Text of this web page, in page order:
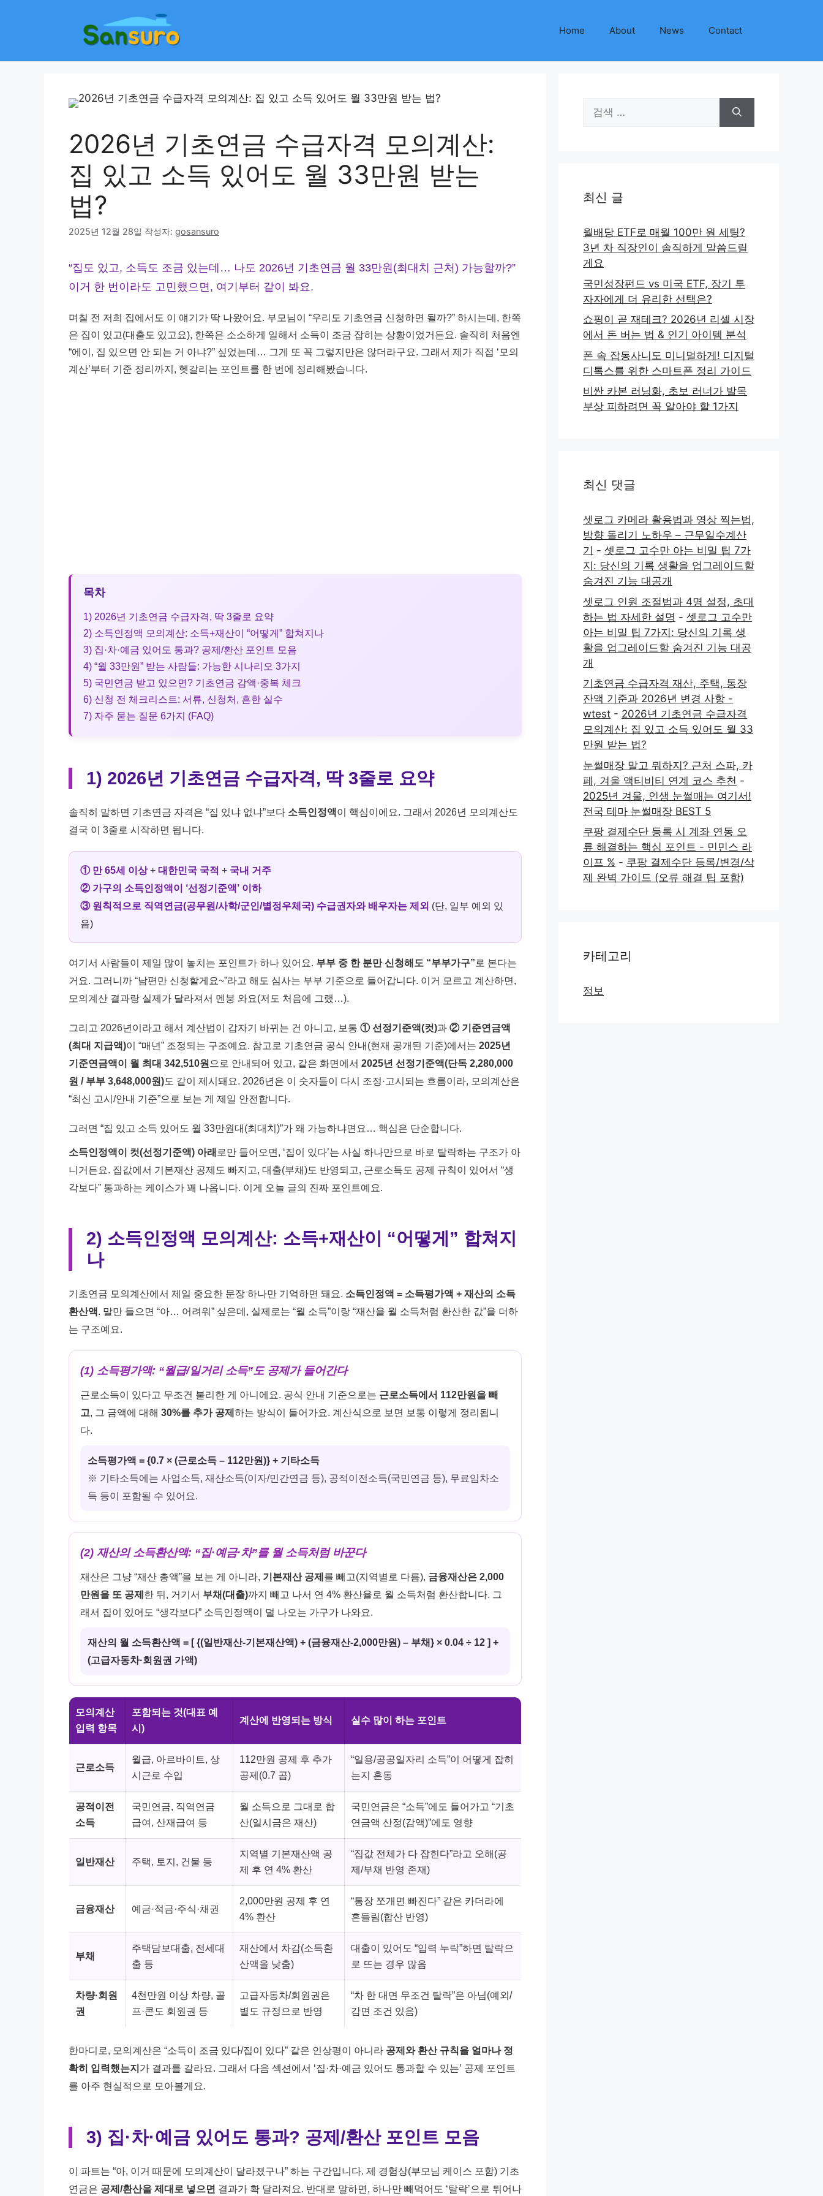
Home About News Contact
2026년 기초연금 수급자격 모의계산:
집 있고 소득 있어도 월 33만원 받는
법?
2025년 12월 28일 작성자: gosansuro
“집도 있고, 소득도 조금 있는데… 나도 2026년 기초연금 월 33만원(최대치 근처) 가능할까?”
이거 한 번이라도 고민했으면, 여기부터 같이 봐요.
며칠 전 저희 집에서도 이 얘기가 딱 나왔어요. 부모님이 “우리도 기초연금 신청하면 될까?” 하시는데, 한쪽
은 집이 있고(대출도 있고요), 한쪽은 소소하게 일해서 소득이 조금 잡히는 상황이었거든요. 솔직히 처음엔
“에이, 집 있으면 안 되는 거 아냐?” 싶었는데… 그게 또 꼭 그렇지만은 않더라구요. 그래서 제가 직접 ‘모의
계산’부터 기준 정리까지, 헷갈리는 포인트를 한 번에 정리해봤습니다.
목차
1) 2026년 기초연금 수급자격, 딱 3줄로 요약
2) 소득인정액 모의계산: 소득+재산이 “어떻게” 합쳐지나
3) 집·차·예금 있어도 통과? 공제/환산 포인트 모음
4) “월 33만원” 받는 사람들: 가능한 시나리오 3가지
5) 국민연금 받고 있으면? 기초연금 감액·중복 체크
6) 신청 전 체크리스트: 서류, 신청처, 흔한 실수
7) 자주 묻는 질문 6가지 (FAQ)
1) 2026년 기초연금 수급자격, 딱 3줄로 요약
솔직히 말하면 기초연금 자격은 “집 있냐 없냐”보다 소득인정액이 핵심이에요. 그래서 2026년 모의계산도
결국 이 3줄로 시작하면 됩니다.
① 만 65세 이상+ 대한민국 국적 + 국내 거주
② 가구의 소득인정액이 ‘선정기준액’ 이하
③ 원칙적으로 직역연금(공무원/사학/군인/별정우체국) 수급권자와 배우자는 제외 (단, 일부 예외 있
음)
여기서 사람들이 제일 많이 놓치는 포인트가 하나 있어요. 부부 중 한 분만 신청해도 “부부가구” 로 본다는
거요. 그러니까 “남편만 신청할게요~”라고 해도 심사는 부부 기준으로 들어갑니다. 이거 모르고 계산하면,
모의계산 결과랑 실제가 달라져서 멘붕 와요(저도 처음에 그랬…).
그리고 2026년이라고 해서 계산법이 갑자기 바뀌는 건 아니고, 보통 ① 선정기준액(컷)과 ② 기준연금액
(최대 지급액)이 “매년” 조정되는 구조예요. 참고로 기초연금 공식 안내(현재 공개된 기준)에서는 2025년
기준연금액이 월 최대 342,510원 으로 안내되어 있고, 같은 화면에서 2025년 선정기준액(단독 2,280,000
원 / 부부 3,648,000원)도 같이 제시돼요. 2026년은 이 숫자들이 다시 조정·고시되는 흐름이라, 모의계산은
“최신 고시/안내 기준”으로 보는 게 제일 안전합니다.
그러면 “집 있고 소득 있어도 월 33만원대(최대치)”가 왜 가능하냐면요… 핵심은 단순합니다.
소득인정액이 컷(선정기준액) 아래 로만 들어오면, ‘집이 있다’는 사실 하나만으로 바로 탈락하는 구조가 아
니거든요. 집값에서 기본재산 공제도 빠지고, 대출(부채)도 반영되고, 근로소득도 공제 규칙이 있어서 “생
각보다” 통과하는 케이스가 꽤 나옵니다. 이게 오늘 글의 진짜 포인트예요.
2) 소득인정액 모의계산: 소득+재산이 “어떻게” 합쳐지
나
기초연금 모의계산에서 제일 중요한 문장 하나만 기억하면 돼요. 소득인정액 = 소득평가액 + 재산의 소득
환산액. 말만 들으면 “아… 어려워” 싶은데, 실제로는 “월 소득”이랑 “재산을 월 소득처럼 환산한 값”을 더하
는 구조예요.
(1) 소득평가액: “월급/일거리 소득”도 공제가 들어간다
근로소득이 있다고 무조건 불리한 게 아니에요. 공식 안내 기준으로는 근로소득에서 112만원을 빼
고, 그 금액에 대해 30%를 추가 공제 하는 방식이 들어가요. 계산식으로 보면 보통 이렇게 정리됩니
다.
소득평가액 = {0.7 × (근로소득 – 112만원)} + 기타소득
※ 기타소득에는 사업소득, 재산소득(이자/민간연금 등), 공적이전소득(국민연금 등), 무료임차소
득 등이 포함될 수 있어요.
(2) 재산의 소득환산액: “집·예금·차”를 월 소득처럼 바꾼다
재산은 그냥 “재산 총액”을 보는 게 아니라, 기본재산 공제 를 빼고(지역별로 다름), 금융재산은 2,000
만원을 또 공제 한 뒤, 거기서 부채(대출)까지 빼고 나서 연 4% 환산율로 월 소득처럼 환산합니다. 그
래서 집이 있어도 “생각보다” 소득인정액이 덜 나오는 가구가 나와요.
재산의 월 소득환산액 = [ {(일반재산-기본재산액) + (금융재산-2,000만원) – 부채} × 0.04 ÷ 12 ] +
(고급자동차·회원권 가액)
모의계산
입력 항목
포함되는 것(대표 예
시)
계산에 반영되는 방식 실수 많이 하는 포인트
근로소득
월급, 아르바이트, 상
시근로 수입
112만원 공제 후 추가
공제(0.7 곱)
“일용/공공일자리 소득”이 어떻게 잡히
는지 혼동
공적이전
소득
국민연금, 직역연금
급여, 산재급여 등
월 소득으로 그대로 합
산(일시금은 재산)
국민연금은 “소득”에도 들어가고 “기초
연금액 산정(감액)”에도 영향
일반재산 주택, 토지, 건물 등
지역별 기본재산액 공
제 후 연 4% 환산
“집값 전체가 다 잡힌다”라고 오해(공
제/부채 반영 존재)
금융재산 예금·적금·주식·채권
2,000만원 공제 후 연
4% 환산
“통장 쪼개면 빠진다” 같은 카더라에
흔들림(합산 반영)
부채
주택담보대출, 전세대
출 등
재산에서 차감(소득환
산액을 낮춤)
대출이 있어도 “입력 누락”하면 탈락으
로 뜨는 경우 많음
차량·회원
권
4천만원 이상 차량, 골
프·콘도 회원권 등
고급자동차/회원권은
별도 규정으로 반영
“차 한 대면 무조건 탈락”은 아님(예외/
감면 조건 있음)
한마디로, 모의계산은 “소득이 조금 있다/집이 있다” 같은 인상평이 아니라 공제와 환산 규칙을 얼마나 정
확히 입력했는지 가 결과를 갈라요. 그래서 다음 섹션에서 ‘집·차·예금 있어도 통과할 수 있는’ 공제 포인트
를 아주 현실적으로 모아볼게요.
3) 집·차·예금 있어도 통과? 공제/환산 포인트 모음
이 파트는 “아, 이거 때문에 모의계산이 달라졌구나” 하는 구간입니다. 제 경험상(부모님 케이스 포함) 기초
연금은 공제/환산을 제대로 넣으면 결과가 확 달라져요. 반대로 말하면, 하나만 빼먹어도 ‘탈락’으로 튀어나
색:
최신 글
월배당 ETF로 매월 100만 원 세팅?
3년 차 직장인이 솔직하게 말씀드릴
게요
국민성장펀드 vs 미국 ETF, 장기 투
자자에게 더 유리한 선택은?
쇼핑이 곧 재테크? 2026년 리셀 시장
에서 돈 버는 법 & 인기 아이템 분석
폰 속 잡동사니도 미니멀하게! 디지털
디톡스를 위한 스마트폰 정리 가이드
비싼 카본 러닝화, 초보 러너가 발목
부상 피하려면 꼭 알아야 할 1가지
최신 댓글
셋로그 카메라 활용법과 영상 찍는법,
방향 돌리기 노하우 – 근무일수계산
기 - 셋로그 고수만 아는 비밀 팁 7가
지: 당신의 기록 생활을 업그레이드할
숨겨진 기능 대공개
셋로그 인원 조절법과 4명 설정, 초대
하는 법 자세한 설명 - 셋로그 고수만
아는 비밀 팁 7가지: 당신의 기록 생
활을 업그레이드할 숨겨진 기능 대공
개
기초연금 수급자격 재산, 주택, 통장
잔액 기준과 2026년 변경 사항 -
wtest - 2026년 기초연금 수급자격
모의계산: 집 있고 소득 있어도 월 33
만원 받는 법?
눈썰매장 말고 뭐하지? 근처 스파, 카
페, 겨울 액티비티 연계 코스 추천 -
2025년 겨울, 인생 눈썰매는 여기서!
전국 테마 눈썰매장 BEST 5
쿠팡 결제수단 등록 시 계좌 연동 오
류 해결하는 핵심 포인트 - 민민스 라
이프 % - 쿠팡 결제수단 등록/변경/삭
제 완벽 가이드 (오류 해결 팁 포함)
카테고리
정보